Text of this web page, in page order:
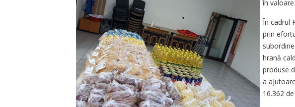
în
În cadrul
prin
hrană
produse
a
16.362